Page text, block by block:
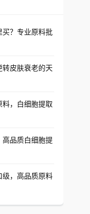
买？专业原料批
转皮肤衰老的天
，白细胞提取
高品质白细胞提
级，高品质原料